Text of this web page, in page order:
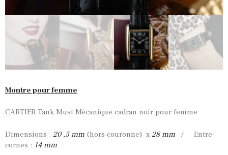
Montre pour femme
CARTIER Tank Must Mécanique cadran noir pour femme
Dimensions : 20 ,5 mm (hors couronne) x 28 mm
/ Entre-
cornes : 14 mm